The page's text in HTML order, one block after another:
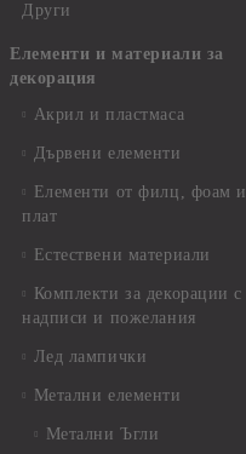
Други
Елементи и материали за
декорация
Акрил и пластмаса
Дървени елементи
Елементи от филц, фоам и
плат
Естествени материали
Комплекти за декорации с
надписи и пожелания
Лед лампички
Метални елементи
Метални Ъгли